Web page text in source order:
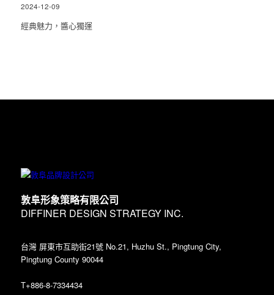
2024-12-09
經典魅力，醬心獨運
敦阜形象策略有限公司
DIFFINER DESIGN STRATEGY INC.
台灣 屏東市互助街21號 No.21, Huzhu St., Pingtung City,
Pingtung County 90044
T+886-8-7334434